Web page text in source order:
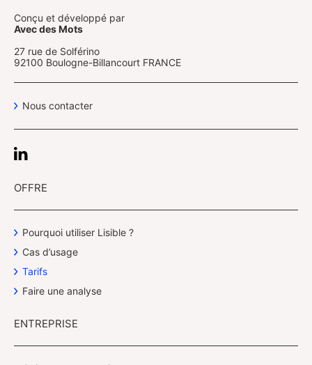
Conçu et développé par
Avec des Mots
27 rue de Solférino
92100 Boulogne-Billancourt FRANCE
Nous contacter
OFFRE
Pourquoi utiliser Lisible ?
Cas d’usage
Tarifs
Faire une analyse
ENTREPRISE